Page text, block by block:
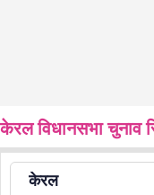
केरल विधानसभा चुनाव